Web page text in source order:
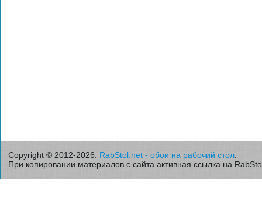
Copyright © 2012-2026. RabStol.net - обои на рабочий стол
При копировании материалов с сайта активная ссылка на